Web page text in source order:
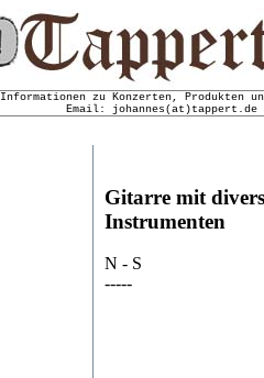
Informationen zu Konzerten, Produkten
Email: johannes(at)tappert.de
Gitarre mit
Instrumenten
N - S
-----